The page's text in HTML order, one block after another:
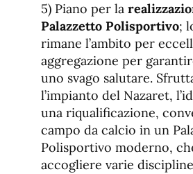
5) Piano per la
Palazzetto Polisportivo;
rimane l’ambito per
aggregazione per
uno svago salutare.
l’impianto del Nazaret,
una riqualificazione,
campo da calcio in un
Polisportivo moderno,
accogliere varie